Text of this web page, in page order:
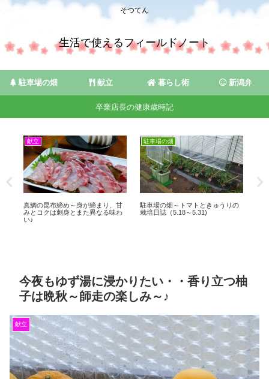
そつてん
生活で使えるフィールドノート
駐車場の畑 献立 暮らし術 新潟弁
卒業店長の健康歳時記
献立
真鯛の昆布締め～身が締まり、甘
みとコクは刺身とまた異なる味わ
い♪
駐車場の畑
駐車場の畑～トマトときゅうりの
栽培日誌（5.18～5.31)
今夜もゆず湯に浸かりたい・・香り立つ柚
子は晩秋～師走の楽しみ～♪
献立